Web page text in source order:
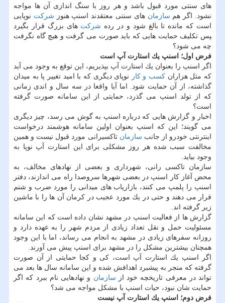
های سنتی مورد قبول باشد و هر روز با سنگ اندازی آن ها مواجه
نشود. اگر هم سازمان های سنتی معتقدند اسنپ هنوز شركت نوپایی
است كه مانده تا بالغ شود و در رده شركت های بزرگ قرار بگیرد
‍پس تكلیف حمایت هایی كه باید صورت می گرفت و هیچ گاه نگرفت
چه می شود؟
فرض اول؛ اسنپ یك استارت آپ است
اگر اسنپ را بعنوان یك استارت آپ بپذیریم، این توقع به وجود می آید
كه مثل هزاران كسب و كار
نوپای دیگری كه با امید تغییر پا به میدان
گذاشته، از آن حمایت شود. اما آیا واقعا در سه سال و اندی زمانی
كه از تولد اسنپ می گذرد، حمایتی از این سامانه صورت گرفته
است؟
اخبار و گزارش هایی كه درباره اسنپ به گوش می رسد، چیز دیگری
می گویند؛ این كه اسنپ بعنوان اولین سامانه هوشمند درخواست
اینترنتی خودرو از جانب سازمان تاكسیرانی مورد قبول نیست و همین
مخالفت سبب شده هر روز مشكلی برای این استارت آپ نوپا به
وجود بیاید.
سازمان تاكسی رانی، شهرداری و بعضی از نهادهای مخالف، به
محض آغاز كار اسنپ در بعضی شهرها سروصدا راه می اندازند، دفتر
اسنپ را پلمپ می كنند، بازاریاب های میدانی را مورد ضرب و شتم
قرار می دهند و حتی در یك مورد عجیب در كرمان آن ها را با ماشین
زیر گرفته اند.
گزارش ها از فعالیت اسنپ در مشهد نشان داده است كه این سامانه
مسئولیت حمل و نقل تعداد زیادی از مردم شهر را به عهده دارد و
روزانه سفرهای زیادی در مشهد به انجام می رساند، اما با این وجود
همچنان بیشترین مشكل را در مشهد برای اسنپ پیش می آورند.
اگر اسنپ یك استارت آپ است، كی و كجا حمایتی از آن صورت
گرفته كه منجر به پیشبرد اهدافش شده و این سامانه سال ها بعد می
تواند در معرفی تاریخچه خود از سازمان و نهادهایی نام ببرد كه اگر
حمایت شان نبود، حیات اسنپ با مشكل مواجه می شد؟
فرض دوم؛ اسنپ یك استارت آپ نیست